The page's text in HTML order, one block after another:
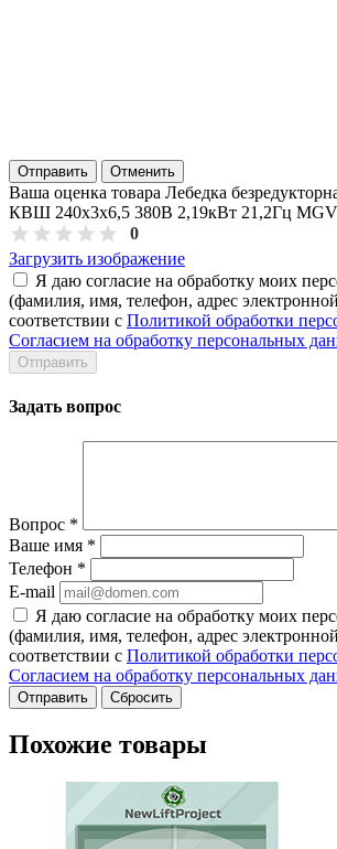
Отправить Отменить
Ваша оценка товара Лебедка
КВШ 240х3х6,5 380В 2,19кВт 21,2Гц
0
Загрузить изображение
Я даю согласие на обработку моих
(фамилия, имя, телефон, адрес
соответствии с Политикой обработки
Согласием на обработку персональных
Задать вопрос
Вопрос *
Ваше имя *
Телефон *
E-mail
Я даю согласие на обработку моих
(фамилия, имя, телефон, адрес
соответствии с Политикой обработки
Согласием на обработку персональных
Сбросить
Похожие товары